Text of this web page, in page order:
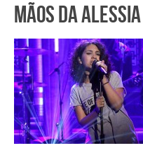
mãos da